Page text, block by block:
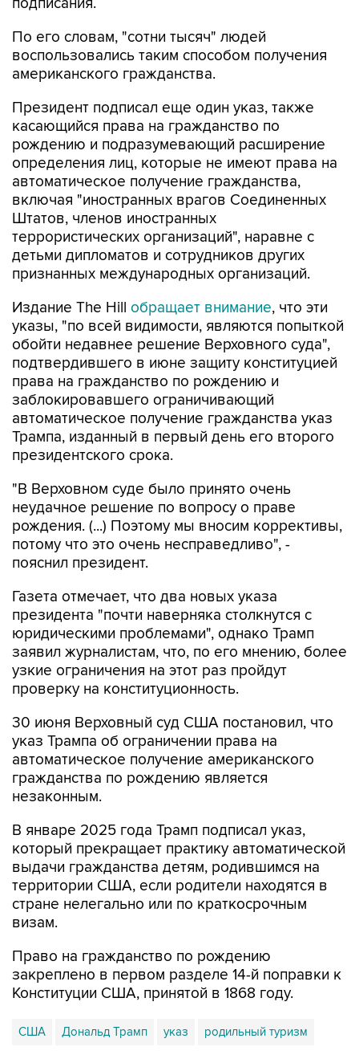
подписания.
По его словам, "сотни тысяч" людей
воспользовались таким способом получения
американского гражданства.
Президент подписал еще один указ, также
касающийся права на гражданство по
рождению и подразумевающий расширение
определения лиц, которые не имеют права на
автоматическое получение гражданства,
включая "иностранных врагов Соединенных
Штатов, членов иностранных
террористических организаций", наравне с
детьми дипломатов и сотрудников других
признанных международных организаций.
Издание The Hill обращает внимание, что эти
указы, "по всей видимости, являются попыткой
обойти недавнее решение Верховного суда",
подтвердившего в июне защиту конституцией
права на гражданство по рождению и
заблокировавшего ограничивающий
автоматическое получение гражданства указ
Трампа, изданный в первый день его второго
президентского срока.
"В Верховном суде было принято очень
неудачное решение по вопросу о праве
рождения. (...) Поэтому мы вносим коррективы,
потому что это очень несправедливо", -
пояснил президент.
Газета отмечает, что два новых указа
президента "почти наверняка столкнутся с
юридическими проблемами", однако Трамп
заявил журналистам, что, по его мнению, более
узкие ограничения на этот раз пройдут
проверку на конституционность.
30 июня Верховный суд США постановил, что
указ Трампа об ограничении права на
автоматическое получение американского
гражданства по рождению является
незаконным.
В январе 2025 года Трамп подписал указ,
который прекращает практику автоматической
выдачи гражданства детям, родившимся на
территории США, если родители находятся в
стране нелегально или по краткосрочным
визам.
Право на гражданство по рождению
закреплено в первом разделе 14-й поправки к
Конституции США, принятой в 1868 году.
США Дональд Трамп указ родильный туризм